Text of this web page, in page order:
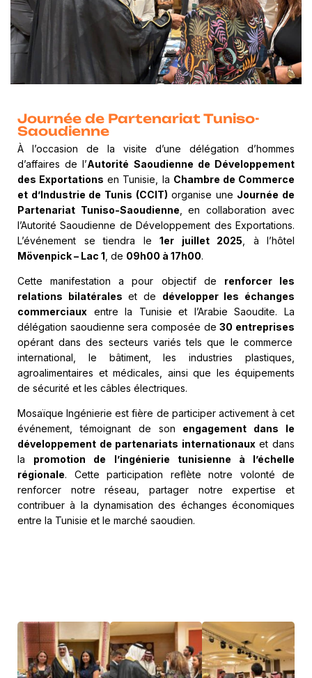
Journée de Partenariat Tuniso-
Saoudienne
À l’occasion de la visite d’une délégation d’hommes
d’affaires de l’Autorité Saoudienne de Développement
des Exportations en Tunisie, la Chambre de Commerce
et d’Industrie de Tunis (CCIT) organise une Journée de
Partenariat Tuniso-Saoudienne , en collaboration avec
l’Autorité Saoudienne de Développement des Exportations.
L’événement se tiendra le 1er juillet 2025 , à l’hôtel
Mövenpick – Lac 1 , de 09h00 à 17h00.
Cette manifestation a pour objectif de renforcer les
relations bilatérales et de développer les échanges
commerciaux entre la Tunisie et l’Arabie Saoudite. La
délégation saoudienne sera composée de30 entreprises
opérant dans des secteurs variés tels que le commerce
international, le bâtiment, les industries plastiques,
agroalimentaires et médicales, ainsi que les équipements
de sécurité et les câbles électriques.
Mosaïque Ingénierie est fière de participer activement à cet
événement, témoignant de son engagement dans le
développement de partenariats internationauxet dans
la promotion de l’ingénierie tunisienne à l’échelle
régionale. Cette participation reflète notre volonté de
renforcer notre réseau, partager notre expertise et
contribuer à la dynamisation des échanges économiques
entre la Tunisie et le marché saoudien.